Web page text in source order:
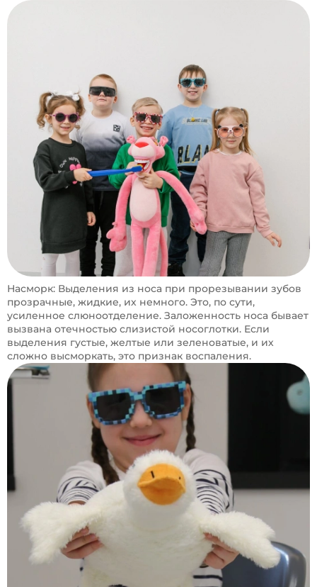
Насморк: Выделения из носа при прорезывании зубов
прозрачные, жидкие, их немного. Это, по сути,
усиленное слюноотделение. Заложенность носа бывает
вызвана отечностью слизистой носоглотки. Если
выделения густые, желтые или зеленоватые, и их
сложно высморкать, это признак воспаления.